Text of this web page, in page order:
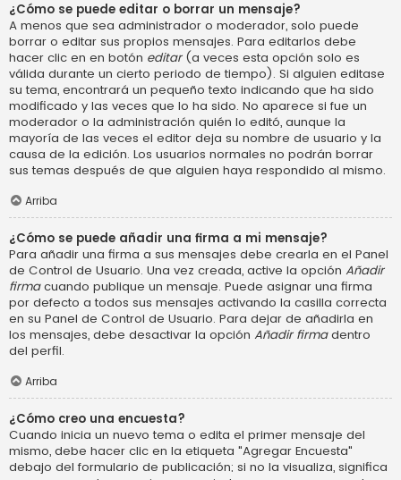
¿Cómo se puede editar o borrar un mensaje?
A menos que sea administrador o moderador, solo puede
borrar o editar sus propios mensajes. Para editarlos debe
hacer clic en en botón editar(a veces esta opción solo es
válida durante un cierto periodo de tiempo). Si alguien editase
su tema, encontrará un pequeño texto indicando que ha sido
modificado y las veces que lo ha sido. No aparece si fue un
moderador o la administración quién lo editó, aunque la
mayoría de las veces el editor deja su nombre de usuario y la
causa de la edición. Los usuarios normales no podrán borrar
sus temas después de que alguien haya respondido al mismo.
Arriba
¿Cómo se puede añadir una firma a mi mensaje?
Para añadir una firma a sus mensajes debe crearla en el Panel
de Control de Usuario. Una vez creada, active la opción Añadir
firmacuando publique un mensaje. Puede asignar una firma
por defecto a todos sus mensajes activando la casilla correcta
en su Panel de Control de Usuario. Para dejar de añadirla en
los mensajes, debe desactivar la opción Añadir firmadentro
del perfil.
Arriba
¿Cómo creo una encuesta?
Cuando inicia un nuevo tema o edita el primer mensaje del
mismo, debe hacer clic en la etiqueta "Agregar Encuesta"
debajo del formulario de publicación; si no la visualiza, significa